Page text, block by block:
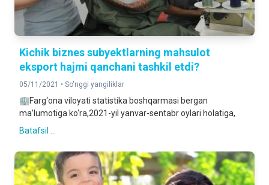
Kichik biznes subyektlarning mahsulot
eksport hajmi qanchani tashkil etdi?
05/11/2021 • So'nggi yangiliklar
🏢Farg‘ona viloyati statistika boshqarmasi bergan
ma’lumotiga ko‘ra,2021-yil yanvar-sentabr oylari holatiga,
Batafsil ...